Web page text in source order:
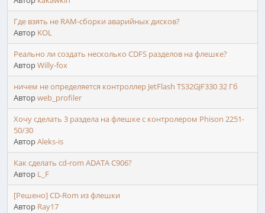
Где взять не RAM-сборки аварийных дисков?
Автор KOL
Реально ли создать несколько CDFS разделов на флешке?
АвторWilly-fox
ничем не определяется контроллер JetFlash TS32GJF330 32 Гб
Авторweb_profiler
Хочу сделать 3 раздела на флешке с контролером Phison 2251-
50/30
АвторAleks-is
Как сделать cd-rom ADATA C906?
Автор L_F
[Решено] CD-Rom из флешки
Автор Ray17